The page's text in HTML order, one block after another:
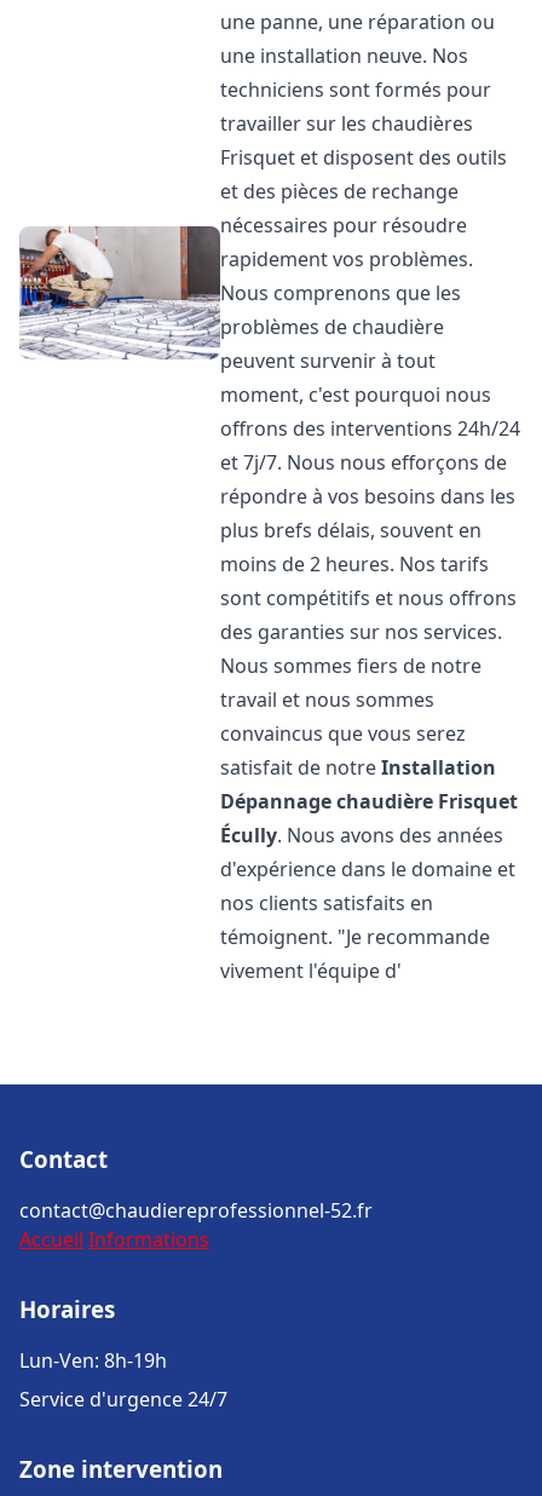
une panne, une réparation ou
une installation neuve. Nos
techniciens sont formés pour
travailler sur les chaudières
Frisquet et disposent des outils
et des pièces de rechange
nécessaires pour résoudre
rapidement vos problèmes.
Nous comprenons que les
problèmes de chaudière
peuvent survenir à tout
moment, c'est pourquoi nous
offrons des interventions 24h/24
et 7j/7. Nous nous efforçons de
répondre à vos besoins dans les
plus brefs délais, souvent en
moins de 2 heures. Nos tarifs
sont compétitifs et nous offrons
des garanties sur nos services.
Nous sommes fiers de notre
travail et nous sommes
convaincus que vous serez
satisfait de notreInstallation
Dépannage chaudière Frisquet
Écully. Nous avons des années
d'expérience dans le domaine et
nos clients satisfaits en
témoignent. "Je recommande
vivement l'équipe d'
Contact
contact@chaudiereprofessionnel-52.fr
Accueil Informations
Horaires
Lun-Ven: 8h-19h
Service d'urgence 24/7
Zone intervention